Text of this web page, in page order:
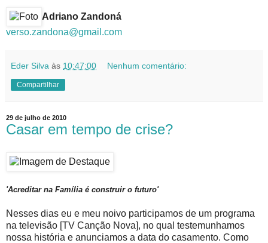
Adriano Zandoná
verso.zandona@gmail.com
Eder Silva às 10:47:00 Nenhum comentário:
Compartilhar
29 de julho de 2010
Casar em tempo de crise?
'Acreditar na Família é construir o futuro'
Nesses dias eu e meu noivo participamos de um programa
na televisão [TV Canção Nova], no qual testemunhamos
nossa história e anunciamos a data do casamento. Como